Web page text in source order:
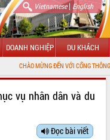
Vietnamese| English
DOANH NGHIỆP DU KHÁCH
VỚI CỔNG THÔNG TIN ĐIỆN TỬ TỈNH
vụ nhân dân và du
Đọc bài viết